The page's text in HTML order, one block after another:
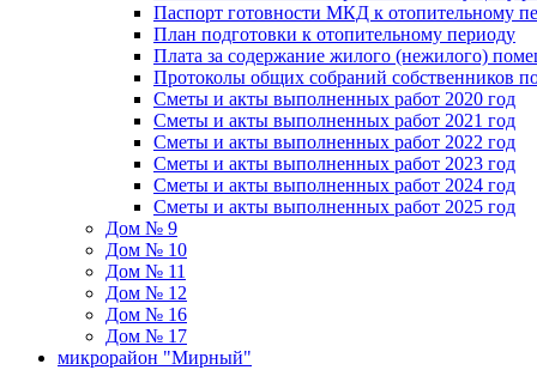
Паспорт готовности МКД к отопительному
План подготовки к отопительному периоду
Плата за содержание жилого (нежилого)
Протоколы общих собраний собственников
Сметы и акты выполненных работ 2020 год
Сметы и акты выполненных работ 2021 год
Сметы и акты выполненных работ 2022 год
Сметы и акты выполненных работ 2023 год
Сметы и акты выполненных работ 2024 год
Сметы и акты выполненных работ 2025 год
Дом № 9
Дом № 10
Дом № 11
Дом № 12
Дом № 16
Дом № 17
микрорайон "Мирный"